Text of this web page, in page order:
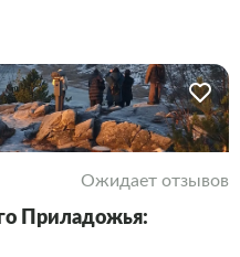
Ожидает отзывов
Приладожья: